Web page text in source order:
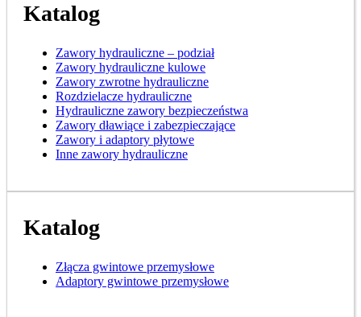
Katalog
Zawory hydrauliczne – podział
Zawory hydrauliczne kulowe
Zawory zwrotne hydrauliczne
Rozdzielacze hydrauliczne
Hydrauliczne zawory bezpieczeństwa
Zawory dławiące i zabezpieczające
Zawory i adaptory płytowe
Inne zawory hydrauliczne
Katalog
Złącza gwintowe przemysłowe
Adaptory gwintowe przemysłowe